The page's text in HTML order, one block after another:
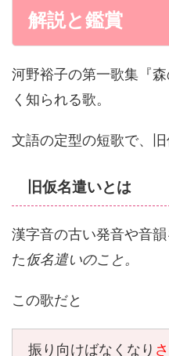
解説と鑑賞
河野裕子の第一歌集『
く知られる歌。
文語の定型の短歌で、
旧仮名遣いとは
漢字音の古い発音や音
た仮名遣いのこと。
この歌だと
振り向けばなくなり さ